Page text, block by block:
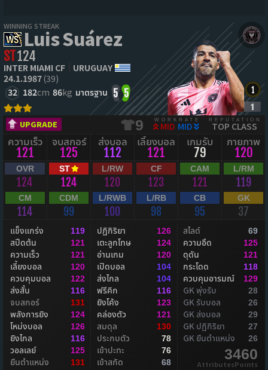
WINNING STREAK
Luis Suárez
ST124
INTER MIAMI CF
URUGUAY
24.1.1987(39)
32 182cm 86kg มาตรฐาน 5 5
UPGRADE 9 WORKRATE
MID MID
REPUTATION
TOP CLASS
ความเร็ว
121
จบสกอร์
125
ส่งบอล
112
เลี้ยงบอล
121
เกมรับ
79
กายภาพ
120
OVR
124
ST
124
L/RW
120
CF
123
CAM
121
L/RM
119
CM
114
CDM
99
L/RWB
100
L/RB
98
CB
95
GK
37
แข็งแกร่ง 119
สปีดต้น 121
ความเร็ว 121
เลี้ยงบอล 120
ควบคุมบอล 122
ส่งสั้น 116
จบสกอร์ 131
พลังการยิง 124
โหม่งบอล 126
ยิงไกล 116
วอลเลย์ 125
ยืนตำแหน่ง 131
ปฏิกิริยา 126
เตะลูกโทษ 124
อ่านเกม 120
เปิดบอล 104
ส่งไกล 104
ฟรีคิก 116
ยิงโค้ง 123
คล่องตัว 121
สมดุล 130
ประกบตัว 78
เข้าปะทะ 76
เข้าสกัด 68
สไลด์ 69
ความอึด 125
ดุดัน 121
กระโดด 118
ควบคุมอารมณ์ 129
GK พุ่งรับ 28
GK รับบอล 26
GK ส่งบอล 29
GK ปฏิกิริยา 27
GK ยืนตำแหน่ง 26
3460
AttributesPoints